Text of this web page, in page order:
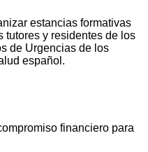
estancias formativas
tutores y residentes de los
de Urgencias de los
español.
financiero para